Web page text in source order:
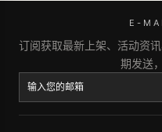
E-
订阅获取最新上架、活动资
期发送